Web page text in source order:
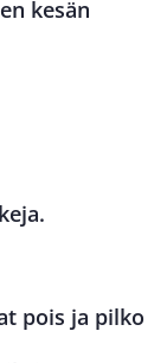
kesän
pois ja pilko